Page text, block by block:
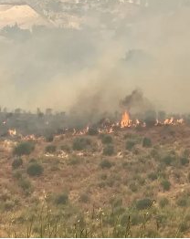
CULTURA
ECONOMIA E LAVORO
SPORT
Streaming
LAC TV